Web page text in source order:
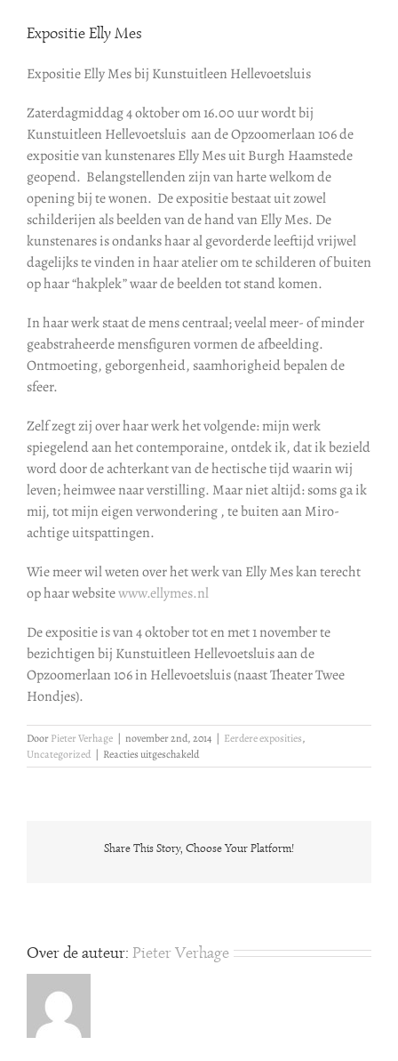
Expositie Elly Mes
Expositie Elly Mes bij Kunstuitleen Hellevoetsluis
Zaterdagmiddag 4 oktober om 16.00 uur wordt bij
Kunstuitleen Hellevoetsluis aan de Opzoomerlaan 106 de
expositie van kunstenares Elly Mes uit Burgh Haamstede
geopend. Belangstellenden zijn van harte welkom de
opening bij te wonen. De expositie bestaat uit zowel
schilderijen als beelden van de hand van Elly Mes. De
kunstenares is ondanks haar al gevorderde leeftijd vrijwel
dagelijks te vinden in haar atelier om te schilderen of buiten
op haar “hakplek” waar de beelden tot stand komen.
In haar werk staat de mens centraal; veelal meer- of minder
geabstraheerde mensfiguren vormen de afbeelding.
Ontmoeting, geborgenheid, saamhorigheid bepalen de
sfeer.
Zelf zegt zij over haar werk het volgende: mijn werk
spiegelend aan het contemporaine, ontdek ik, dat ik bezield
word door de achterkant van de hectische tijd waarin wij
leven; heimwee naar verstilling. Maar niet altijd: soms ga ik
mij, tot mijn eigen verwondering , te buiten aan Miro-
achtige uitspattingen.
Wie meer wil weten over het werk van Elly Mes kan terecht
op haar websitewww.ellymes.nl
De expositie is van 4 oktober tot en met 1 november te
bezichtigen bij Kunstuitleen Hellevoetsluis aan de
Opzoomerlaan 106 in Hellevoetsluis (naast Theater Twee
Hondjes).
DoorPieter Verhage | november 2nd, 2014 | Eerdere exposities,
Uncategorized | Reacties uitgeschakeldvoor
Expositie
Share This Story, Choose Your Platform!
Over de auteur: Pieter Verhage